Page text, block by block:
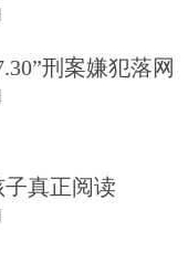
刑案嫌犯落网
真正阅读